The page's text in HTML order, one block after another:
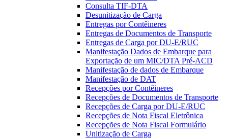
Consulta TIF-DTA
Desunitização de Carga
Entregas por Contêineres
Entregas de Documentos de Transporte
Entregas de Carga por DU-E/RUC
Manifestação Dados de Embarque para
Exportação de um MIC/DTA Pré-ACD
Manifestação de dados de Embarque
Manifestação de DAT
Recepções por Contêineres
Recepções de Documentos de Transporte
Recepções de Carga por DU-E/RUC
Recepções de Nota Fiscal Eletrônica
Recepções de Nota Fiscal Formulário
Unitização de Carga